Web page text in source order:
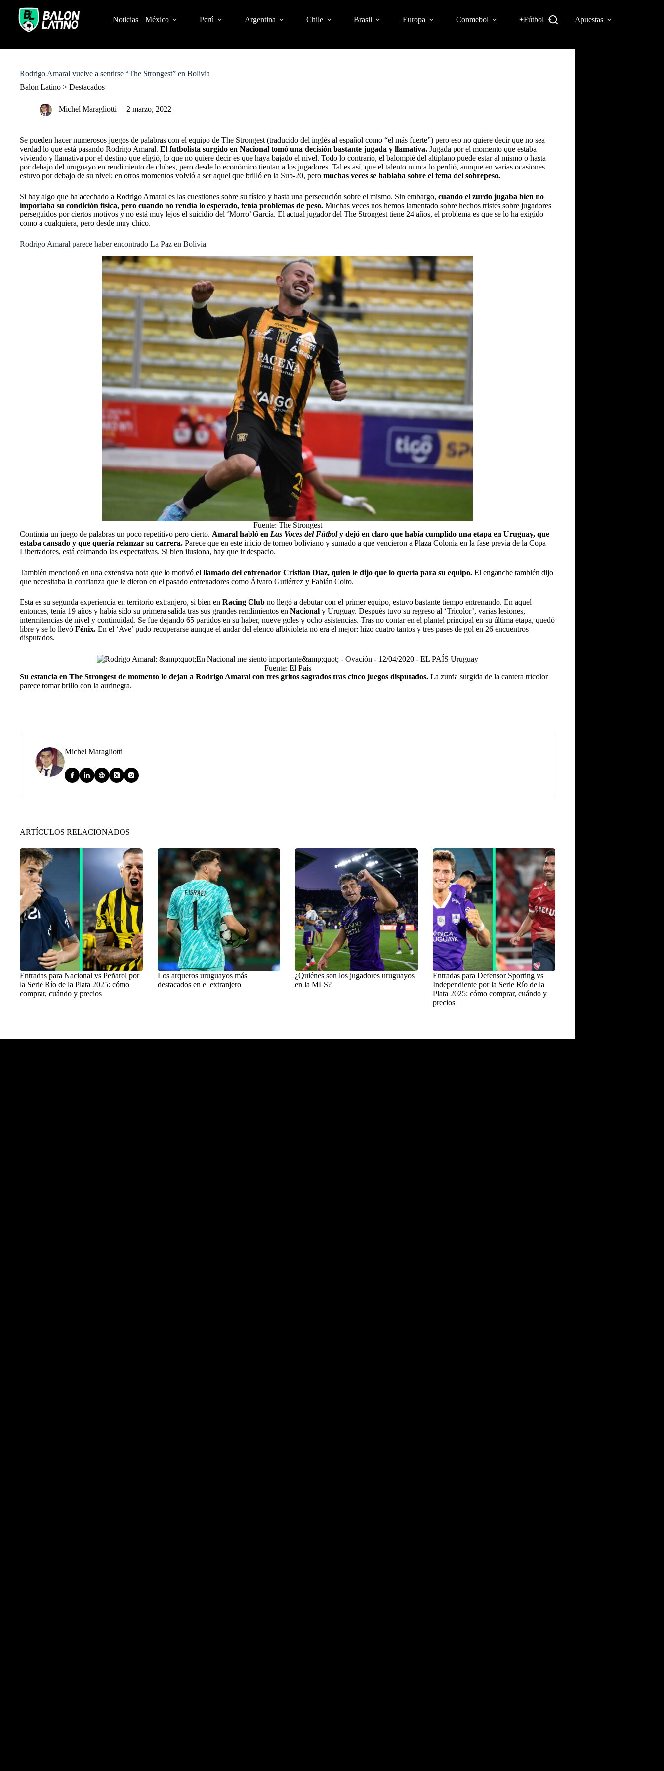
o
Noticias México Perú Argentina Chile Brasil Europa Conmebol +Fútbol Apuestas
Rodrigo Amaral vuelve a sentirse “The Strongest” en Bolivia
Balon Latino > Destacados
Michel Maragliotti 2 marzo, 2022
Se pueden hacer numerosos juegos de palabras con el equipo de The Strongest (traducido del inglés al español como “el más fuerte”) pero eso no quiere decir que no sea
verdad lo que está pasando Rodrigo Amaral. El futbolista surgido en Nacional tomó una decisión bastante jugada y llamativa. Jugada por el momento que estaba
viviendo y llamativa por el destino que eligió, lo que no quiere decir es que haya bajado el nivel. Todo lo contrario, el balompié del altiplano puede estar al mismo o hasta
por debajo del uruguayo en rendimiento de clubes, pero desde lo económico tientan a los jugadores. Tal es así, que el talento nunca lo perdió, aunque en varias ocasiones
estuvo por debajo de su nivel; en otros momentos volvió a ser aquel que brilló en la Sub-20, pero muchas veces se hablaba sobre el tema del sobrepeso.
Si hay algo que ha acechado a Rodrigo Amaral es las cuestiones sobre su físico y hasta una persecución sobre el mismo. Sin embargo, cuando el zurdo jugaba bien no
importaba su condición física, pero cuando no rendía lo esperado, tenía problemas de peso. Muchas veces nos hemos lamentado sobre hechos tristes sobre jugadores
perseguidos por ciertos motivos y no está muy lejos el suicidio del ‘Morro’ García. El actual jugador del The Strongest tiene 24 años, el problema es que se lo ha exigido
como a cualquiera, pero desde muy chico.
Rodrigo Amaral parece haber encontrado La Paz en Bolivia
Fuente: The Strongest
Continúa un juego de palabras un poco repetitivo pero cierto. Amaral habló en Las Voces del Fútboly dejó en claro que había cumplido una etapa en Uruguay, que
estaba cansado y que quería relanzar su carrera. Parece que en este inicio de torneo boliviano y sumado a que vencieron a Plaza Colonia en la fase previa de la Copa
Libertadores, está colmando las expectativas. Si bien ilusiona, hay que ir despacio.
También mencionó en una extensiva nota que lo motivó el llamado del entrenador Cristian Díaz, quien le dijo que lo quería para su equipo. El enganche también dijo
que necesitaba la confianza que le dieron en el pasado entrenadores como Álvaro Gutiérrez y Fabián Coito.
Esta es su segunda experiencia en territorio extranjero, si bien en Racing Club no llegó a debutar con el primer equipo, estuvo bastante tiempo entrenando. En aquel
entonces, tenía 19 años y había sido su primera salida tras sus grandes rendimientos en Nacional y Uruguay. Después tuvo su regreso al ‘Tricolor’, varias lesiones,
intermitencias de nivel y continuidad. Se fue dejando 65 partidos en su haber, nueve goles y ocho asistencias. Tras no contar en el plantel principal en su última etapa, quedó
libre y se lo llevó Fénix. En el ‘Ave’ pudo recuperarse aunque el andar del elenco albivioleta no era el mejor: hizo cuatro tantos y tres pases de gol en 26 encuentros
disputados.
Fuente: El País
Su estancia en The Strongest de momento lo dejan a Rodrigo Amaral con tres gritos sagrados tras cinco juegos disputados. La zurda surgida de la cantera tricolor
parece tomar brillo con la aurinegra.
Michel Maragliotti
ARTÍCULOS RELACIONADOS
Entradas para Nacional vs Peñarol por
la Serie Río de la Plata 2025: cómo
comprar, cuándo y precios
Los arqueros uruguayos más
destacados en el extranjero
¿Quiénes son los jugadores uruguayos
en la MLS?
Entradas para Defensor Sporting vs
Independiente por la Serie Río de la
Plata 2025: cómo comprar, cuándo y
precios